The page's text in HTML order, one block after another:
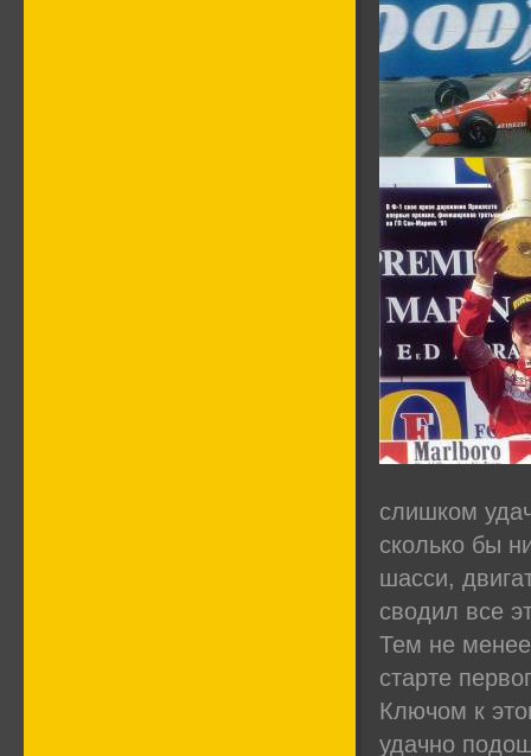
слишком
сколько бы
шасси,
сводил все
Тем не
старте
Ключом к
удачно